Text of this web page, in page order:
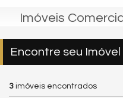
Imóveis
Encontre seu Imóvel
3 imóveis encontrados